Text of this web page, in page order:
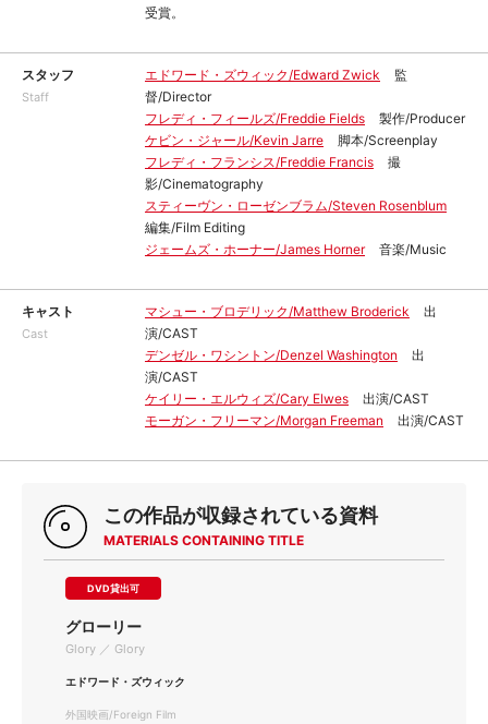
受賞。
スタッフ
Staff
エドワード・ズウィック/Edward Zwick
監
督/Director
フレディ・フィールズ/Freddie Fields
製作/Producer
ケビン・ジャール/Kevin Jarre
脚本/Screenplay
フレディ・フランシス/Freddie Francis
撮
影/Cinematography
スティーヴン・ローゼンブラム/Steven Rosenblum
編集/Film Editing
ジェームズ・ホーナー/James Horner
音楽/Music
キャスト
Cast
マシュー・ブロデリック/Matthew Broderick
出
演/CAST
デンゼル・ワシントン/Denzel Washington
出
演/CAST
ケイリー・エルウィズ/Cary Elwes
出演/CAST
モーガン・フリーマン/Morgan Freeman
出演/CAST
この作品が収録されている資料
MATERIALS CONTAINING TITLE
DVD貸出可
グローリー
Glory ／ Glory
エドワード・ズウィック
外国映画/Foreign Film